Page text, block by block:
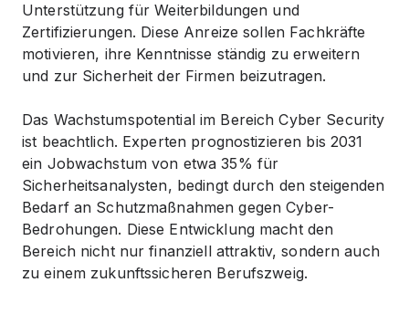
Unterstützung für Weiterbildungen und
Zertifizierungen. Diese Anreize sollen Fachkräfte
motivieren, ihre Kenntnisse ständig zu erweitern
und zur Sicherheit der Firmen beizutragen.
Das Wachstumspotential im Bereich Cyber Security
ist beachtlich. Experten prognostizieren bis 2031
ein Jobwachstum von etwa 35% für
Sicherheitsanalysten, bedingt durch den steigenden
Bedarf an Schutzmaßnahmen gegen Cyber-
Bedrohungen. Diese Entwicklung macht den
Bereich nicht nur finanziell attraktiv, sondern auch
zu einem zukunftssicheren Berufszweig.